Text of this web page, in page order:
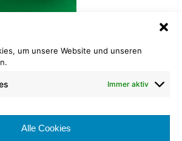
um unsere Website und unseren
Immer aktiv
Alle Cookies
200 cm